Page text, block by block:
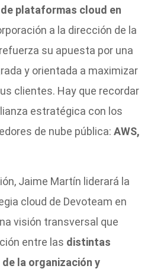
plataformas cloud en
a la dirección de la
su apuesta por una
y orientada a maximizar
clientes. Hay que recordar
estratégica con los
de nube pública:AWS,
Jaime Martín liderará la
cloud de Devoteam en
visión transversal que
entre las distintas
la organización y